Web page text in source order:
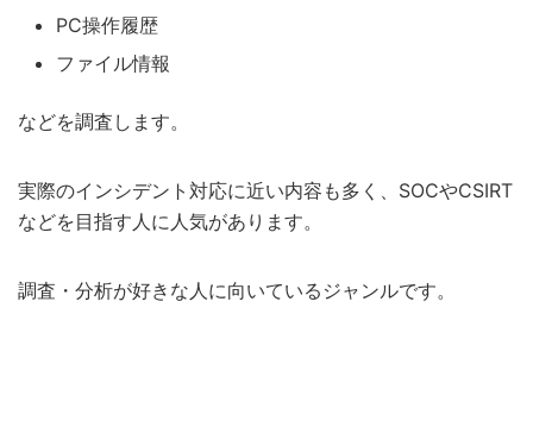
PC操作履歴
ファイル情報
などを調査します。
実際のインシデント対応に近い内容も多く、SOCやCSIRT
などを目指す人に人気があります。
調査・分析が好きな人に向いているジャンルです。